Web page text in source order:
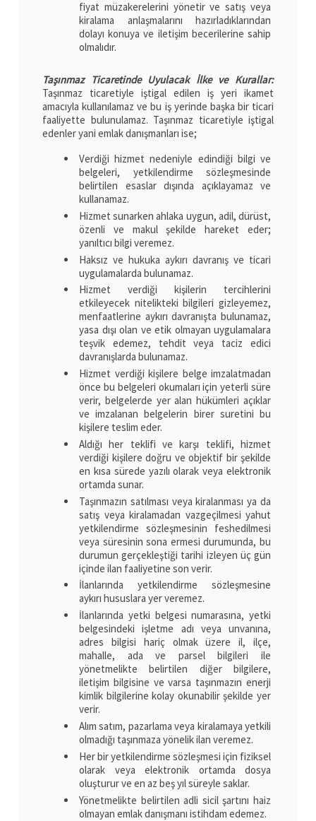
fiyat müzakerelerini yönetir ve satış veya
kiralama anlaşmalarını hazırladıklarından
dolayı konuya ve iletişim becerilerine sahip
olmalıdır.
Taşınmaz Ticaretinde Uyulacak İlke ve Kurallar:
Taşınmaz ticaretiyle iştigal edilen iş yeri ikamet
amacıyla kullanılamaz ve bu iş yerinde başka bir ticari
faaliyette bulunulamaz. Taşınmaz ticaretiyle iştigal
edenler yani emlak danışmanları ise;
Verdiği hizmet nedeniyle edindiği bilgi ve
belgeleri, yetkilendirme sözleşmesinde
belirtilen esaslar dışında açıklayamaz ve
kullanamaz.
Hizmet sunarken ahlaka uygun, adil, dürüst,
özenli ve makul şekilde hareket eder;
yanıltıcı bilgi veremez.
Haksız ve hukuka aykırı davranış ve ticari
uygulamalarda bulunamaz.
Hizmet verdiği kişilerin tercihlerini
etkileyecek nitelikteki bilgileri gizleyemez,
menfaatlerine aykırı davranışta bulunamaz,
yasa dışı olan ve etik olmayan uygulamalara
teşvik edemez, tehdit veya taciz edici
davranışlarda bulunamaz.
Hizmet verdiği kişilere belge imzalatmadan
önce bu belgeleri okumaları için yeterli süre
verir, belgelerde yer alan hükümleri açıklar
ve imzalanan belgelerin birer suretini bu
kişilere teslim eder.
Aldığı her teklifi ve karşı teklifi, hizmet
verdiği kişilere doğru ve objektif bir şekilde
en kısa sürede yazılı olarak veya elektronik
ortamda sunar.
Taşınmazın satılması veya kiralanması ya da
satış veya kiralamadan vazgeçilmesi yahut
yetkilendirme sözleşmesinin feshedilmesi
veya süresinin sona ermesi durumunda, bu
durumun gerçekleştiği tarihi izleyen üç gün
içinde ilan faaliyetine son verir.
İlanlarında yetkilendirme sözleşmesine
aykırı hususlara yer veremez.
İlanlarında yetki belgesi numarasına, yetki
belgesindeki işletme adı veya unvanına,
adres bilgisi hariç olmak üzere il, ilçe,
mahalle, ada ve parsel bilgileri ile
yönetmelikte belirtilen diğer bilgilere,
iletişim bilgisine ve varsa taşınmazın enerji
kimlik bilgilerine kolay okunabilir şekilde yer
verir.
Alım satım, pazarlama veya kiralamaya yetkili
olmadığı taşınmaza yönelik ilan veremez.
Her bir yetkilendirme sözleşmesi için fiziksel
olarak veya elektronik ortamda dosya
oluşturur ve en az beş yıl süreyle saklar.
Yönetmelikte belirtilen adli sicil şartını haiz
olmayan emlak danışmanı istihdam edemez.